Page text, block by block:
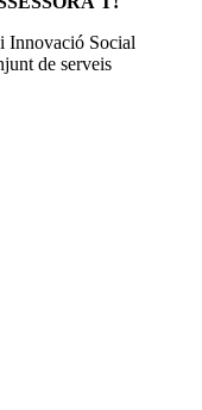
Innovació Social
de serveis